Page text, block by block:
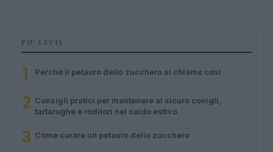
PIÙ LETTI
1 Perché il petauro dello zucchero si chiama così
2 Consigli pratici per mantenere al sicuro conigli,
tartarughe e roditori nel caldo estivo
3 Come curare un petauro dello zucchero